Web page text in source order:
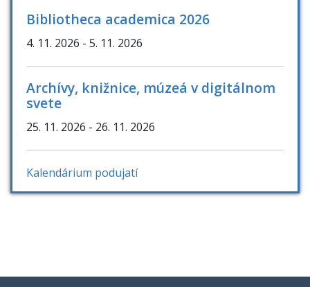
Bibliotheca academica 2026
4. 11. 2026 - 5. 11. 2026
Archívy, knižnice, múzeá v digitálnom
svete
25. 11. 2026 - 26. 11. 2026
Kalendárium podujatí